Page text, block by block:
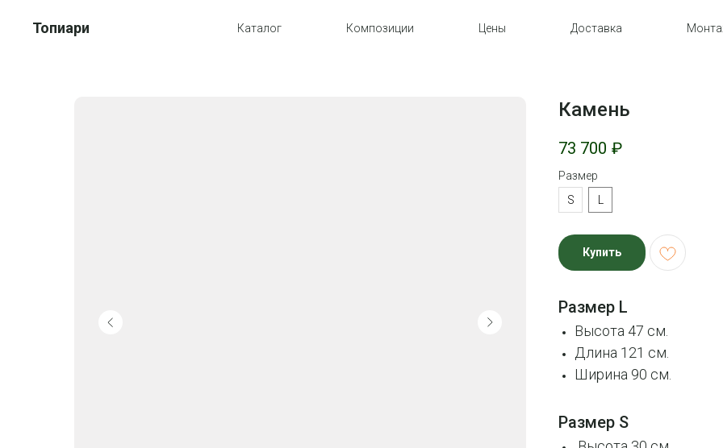
Топиари Каталог Композиции Цены Доставка
Камень
73 700 ₽
Размер
S
L
Купить
Размер L
Высота 47 см.
Длина 121 см.
Ширина 90 см.
Размер S